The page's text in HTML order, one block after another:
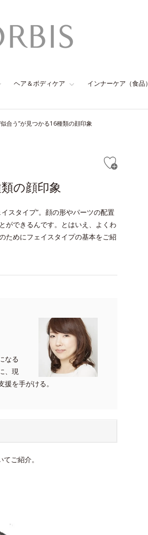
ヘア＆ボディケア インナーケア（食品）
合う”が見つかる16種類の顔印象
の顔印象
スタイプ”。顔の形やパーツの配置
ができるんです。とはいえ、よくわ
ためにフェイスタイプの基本をご紹
なる
、現
を手がける。
ご紹介。